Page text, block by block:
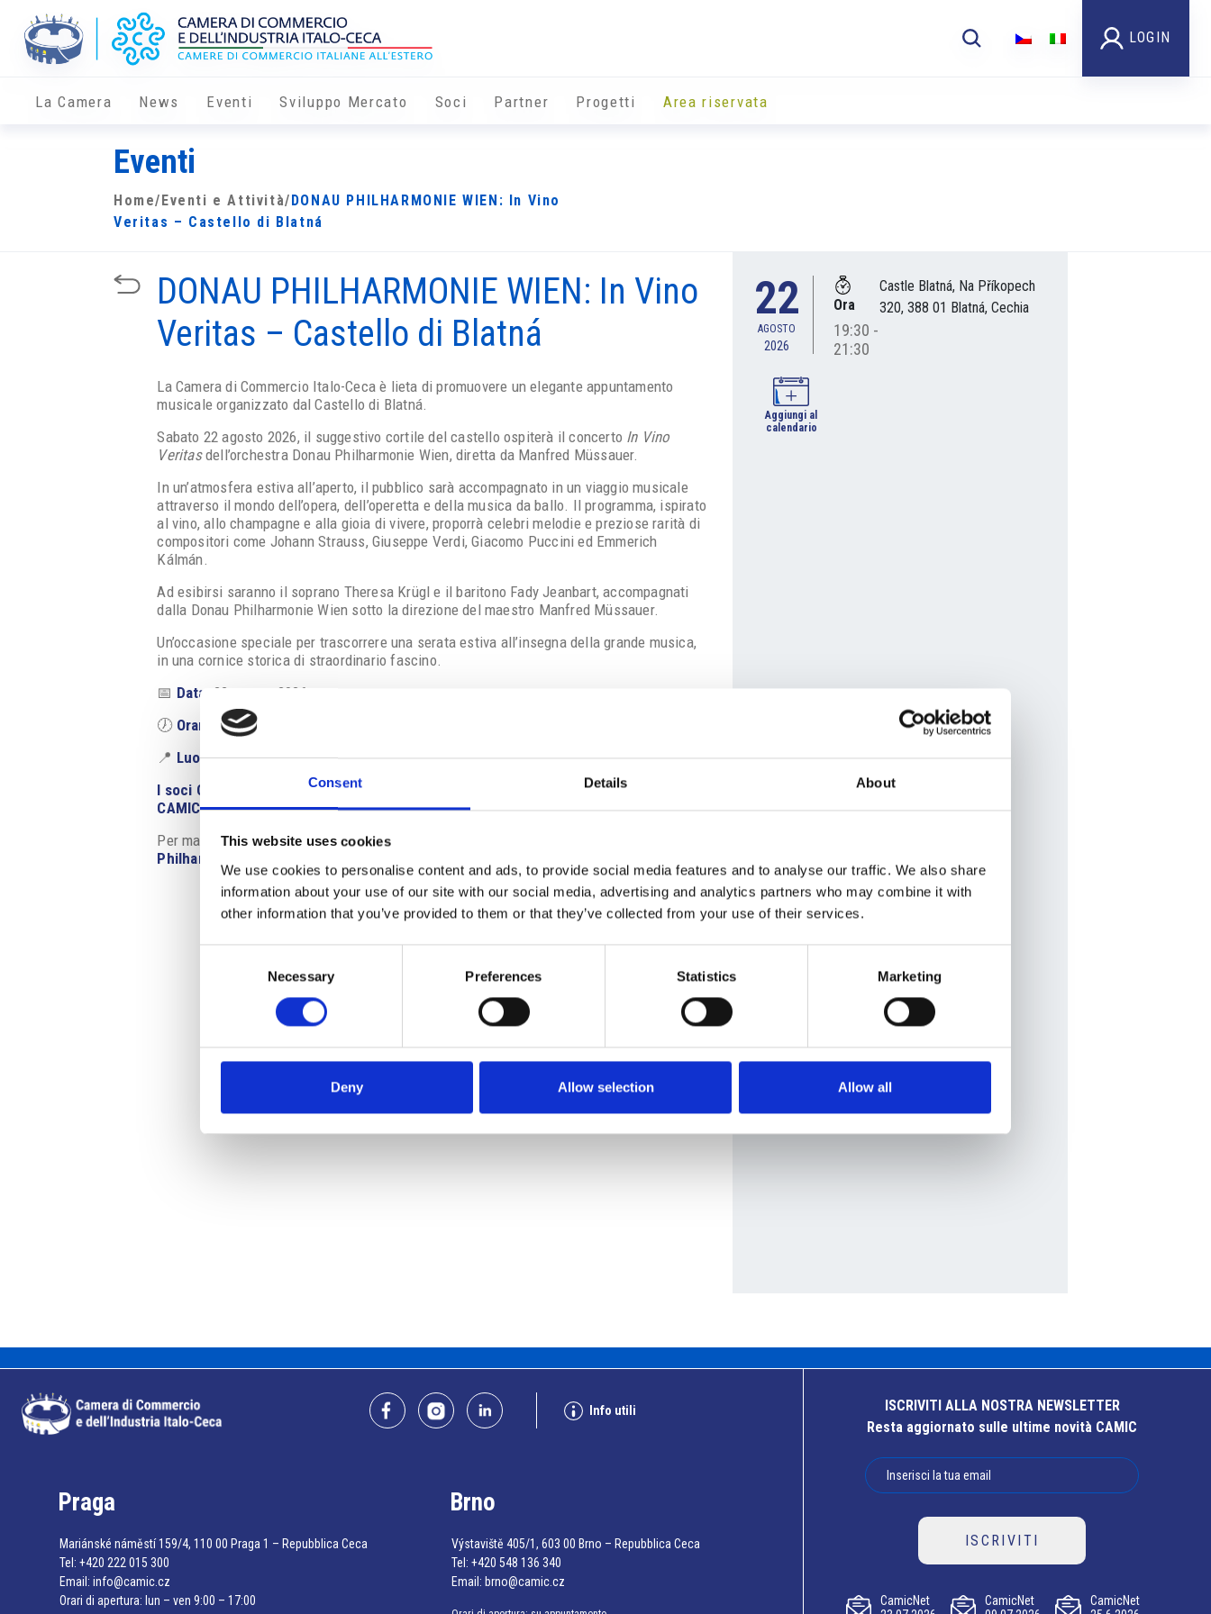
Consent Details About
This website uses cookies
We use cookies to personalise content and ads, to provide social media features and to analyse our traffic. We also share
information about your use of our site with our social media, advertising and analytics partners who may combine it with
other information that you’ve provided to them or that they’ve collected from your use of their services.
Necessary Preferences Statistics Marketing
Deny Allow selection Allow all
LOGIN
La Camera News Eventi Sviluppo Mercato Soci Partner Progetti Area riservata
Eventi
Home/ Eventi e Attività/ DONAU PHILHARMONIE WIEN: In Vino
Veritas – Castello di Blatná
DONAU PHILHARMONIE WIEN: In Vino
Veritas – Castello di Blatná
La Camera di Commercio Italo-Ceca è lieta di promuovere un elegante appuntamento
musicale organizzato dal Castello di Blatná.
Sabato 22 agosto 2026, il suggestivo cortile del castello ospiterà il concerto In Vino
Veritasdell’orchestra Donau Philharmonie Wien, diretta da Manfred Müssauer.
In un’atmosfera estiva all’aperto, il pubblico sarà accompagnato in un viaggio musicale
attraverso il mondo dell’opera, dell’operetta e della musica da ballo. Il programma, ispirato
al vino, allo champagne e alla gioia di vivere, proporrà celebri melodie e preziose rarità di
compositori come Johann Strauss, Giuseppe Verdi, Giacomo Puccini ed Emmerich
Kálmán.
Ad esibirsi saranno il soprano Theresa Krügl e il baritono Fady Jeanbart, accompagnati
dalla Donau Philharmonie Wien sotto la direzione del maestro Manfred Müssauer.
Un’occasione speciale per trascorrere una serata estiva all’insegna della grande musica,
in una cornice storica di straordinario fascino.
📅 Data:
22 agosto 2026
🕖 Orario: 19:30–21:30
📍 Luogo:Cortile del Castello di Blatná
I soci CAMIC hanno diritto a uno sconto del 20% sul biglietto inserendo il codice:
CAMIC
Per maggiori informazioni e per l’acquisto dei biglietti, consultare il link:
Philharmonie Wien al Castello di Blatná: In Vino Veritas
22
AGOSTO
2026
Ora
19:30 -
21:30
Castle Blatná, Na Příkopech
320, 388 01 Blatná, Cechia
Aggiungi al
calendario
Info utili
Praga
Mariánské náměstí 159/4, 110 00 Praga 1 – Repubblica Ceca
Tel: +420 222 015 300
Email: info@camic.cz
Orari di apertura: lun – ven 9:00 – 17:00
Brno
Výstaviště 405/1, 603 00 Brno – Repubblica Ceca
Tel:+420 548 136 340
Email: brno@camic.cz
ISCRIVITI ALLA NOSTRA NEWSLETTER
Resta aggiornato sulle ultime novità CAMIC
ISCRIVITI
CamicNet
CamicNet
CamicNet